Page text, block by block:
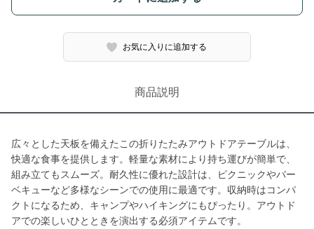
お気に入りに追加する
商品説明
広々とした天板を備えたこの折りたたみアウトドアテーブルは、
快適な食事を提供します。軽量な素材により持ち運びが簡単で、
組み立てもスムーズ。耐久性に優れた設計は、ピクニックやバー
ベキューなど多様なシーンでの使用に最適です。収納時はコンパ
クトになるため、キャンプやハイキングにもぴったり。アウトド
アでの楽しいひとときを演出する必須アイテムです。